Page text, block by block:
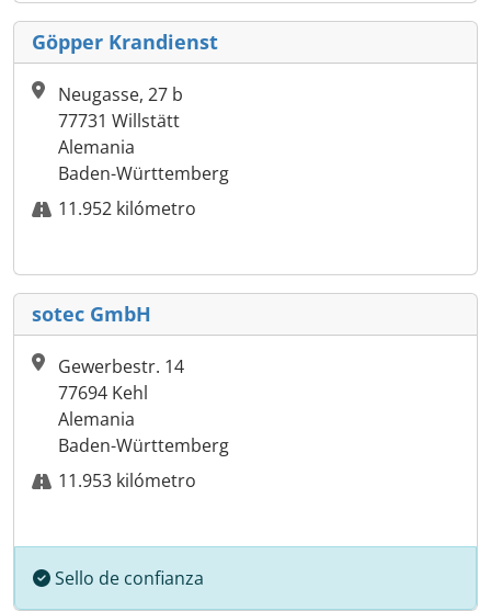
Göpper Krandienst
Neugasse, 27 b
77731 Willstätt
Alemania
Baden-Württemberg
11.952 kilómetro
sotec GmbH
Gewerbestr. 14
77694 Kehl
Alemania
Baden-Württemberg
11.953 kilómetro
Sello de confianza